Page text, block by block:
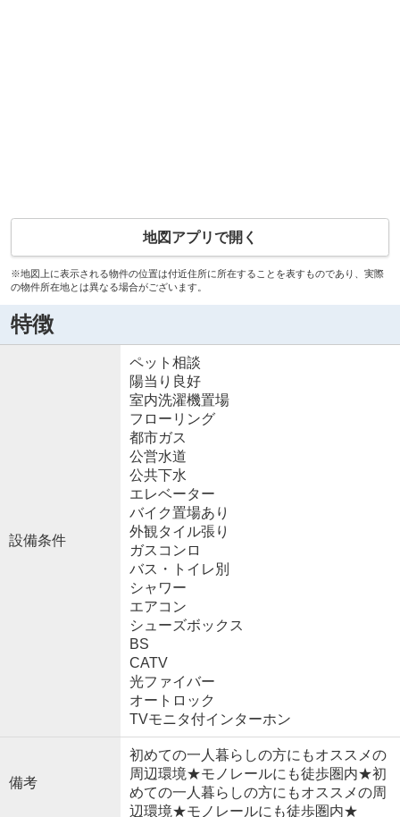
地図アプリで開く
※地図上に表示される物件の位置は付近住所に所在することを表すものであり、実際
の物件所在地とは異なる場合がございます。
特徴
設備条件
ペット相談
陽当り良好
室内洗濯機置場
フローリング
都市ガス
公営水道
公共下水
エレベーター
バイク置場あり
外観タイル張り
ガスコンロ
バス・トイレ別
シャワー
エアコン
シューズボックス
BS
CATV
光ファイバー
オートロック
TVモニタ付インターホン
備考
初めての一人暮らしの方にもオススメの
周辺環境★モノレールにも徒歩圏内★初
めての一人暮らしの方にもオススメの周
辺環境★モノレールにも徒歩圏内★